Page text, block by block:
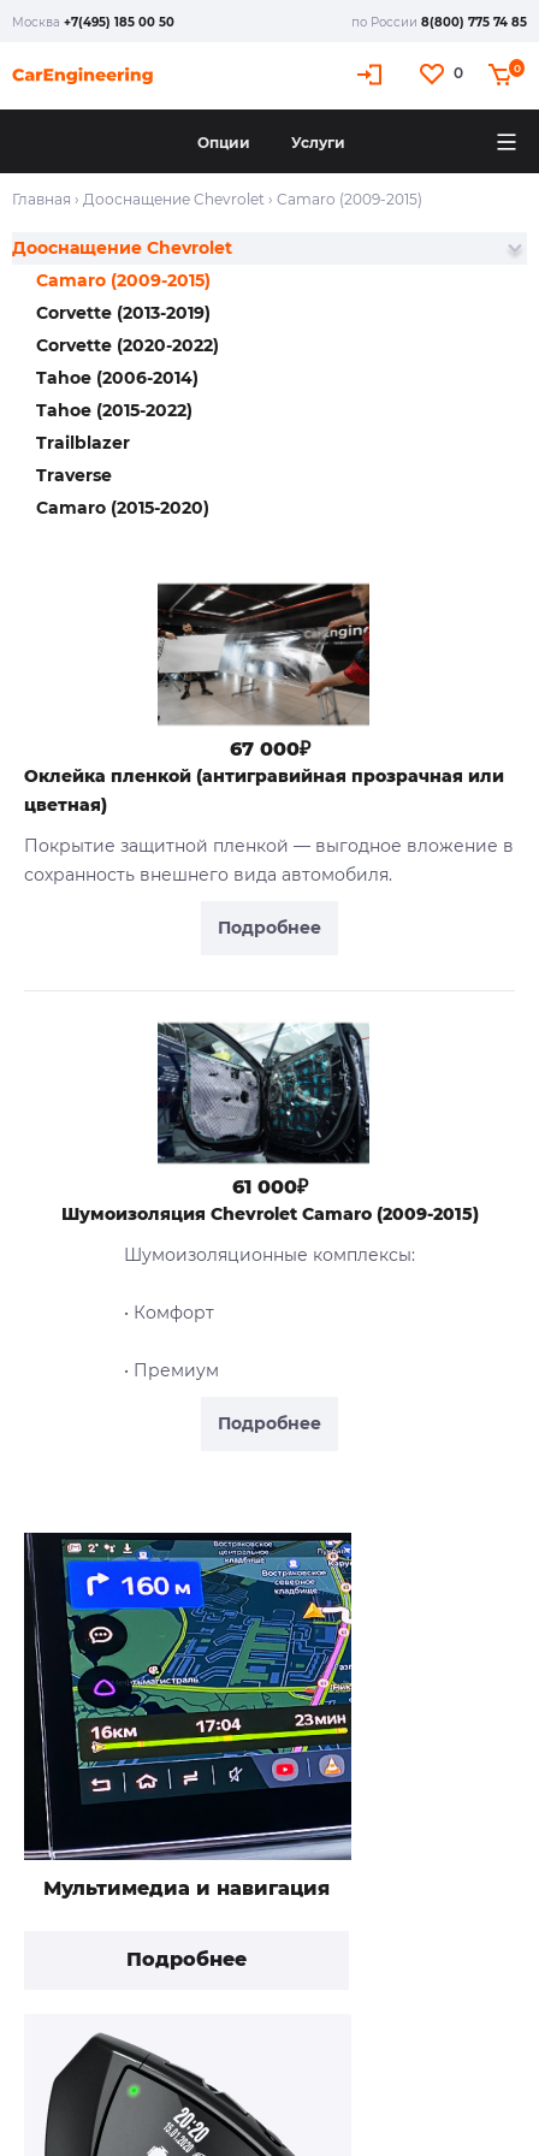
Москва +7(495) 185 00 50 по России 8(800) 775 74 85
0 0
Опции Услуги
Главная › Дооснащение Chevrolet › Camaro (2009-2015)
Дооснащение Chevrolet
Camaro (2009-2015)
Camaro (2015-2020)
Corvette (2013-2019)
Corvette (2020-2022)
Tahoe (2006-2014)
Tahoe (2015-2022)
Trailblazer
Traverse
Подробнее
67 000₽
Оклейка пленкой (антигравийная прозрачная или
цветная)
Покрытие защитной пленкой — выгодное вложение в
сохранность внешнего вида автомобиля.
Подробнее
61 000₽
Шумоизоляция Chevrolet Camaro (2009-2015)
Шумоизоляционные комплексы:
• Комфорт
• Премиум
Мультимедиа и навигация
Подробнее